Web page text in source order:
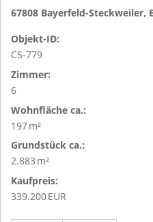
67808 Bayerfeld-Steckweiler,
Objekt-ID:
CS-779
Zimmer:
6
Wohnfläche ca.:
197 m²
Grund­stück ca.:
2.883 m²
Kaufpreis:
339.200 EUR